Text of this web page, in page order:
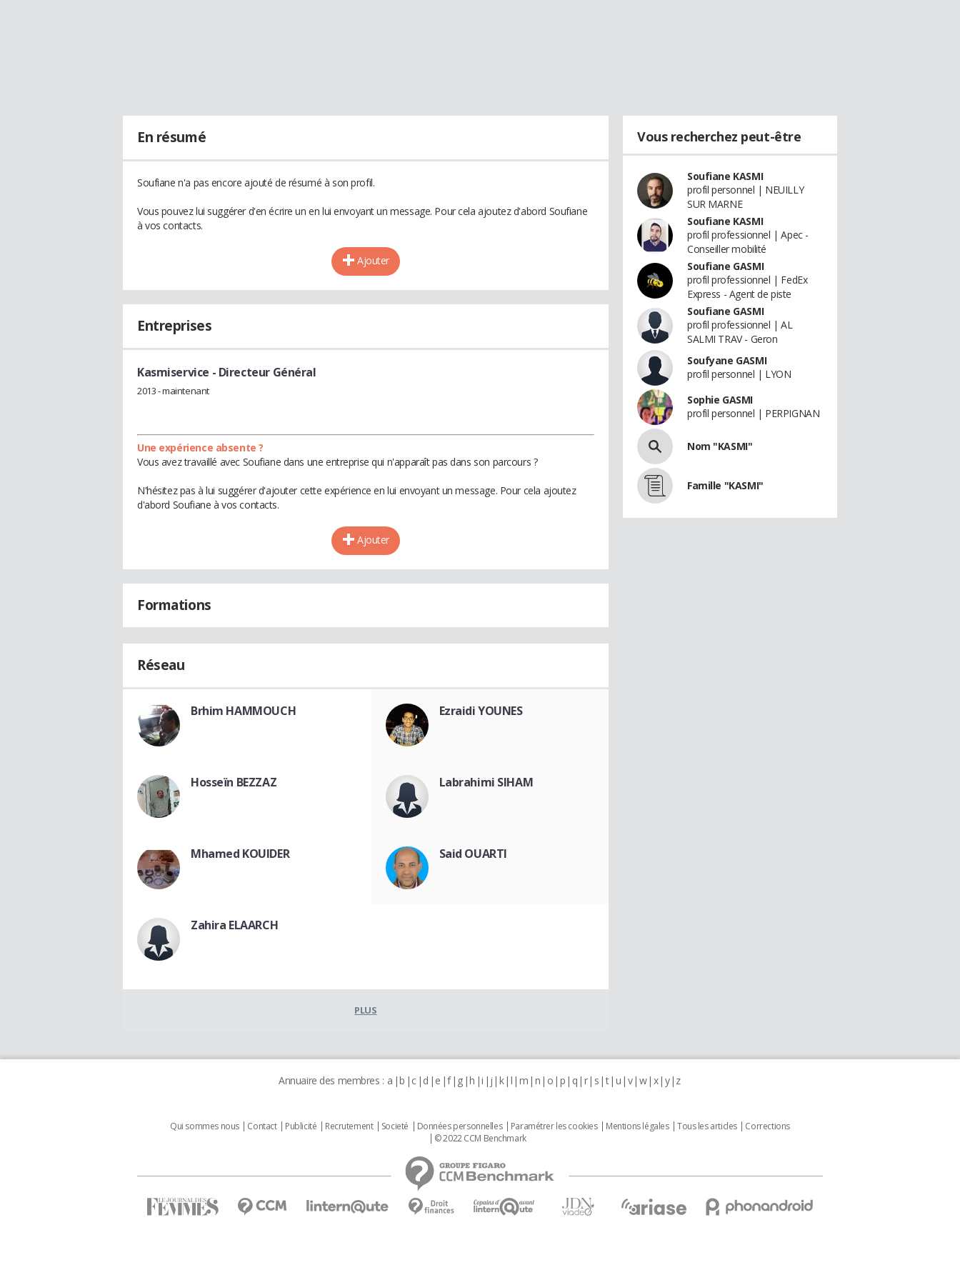
En résumé
Soufiane n'a pas encore ajouté de résumé à son profil.
Vous pouvez lui suggérer d'en écrire un en lui envoyant un message. Pour cela ajoutez d'abord Soufiane
à vos contacts.
Ajouter
Entreprises
Kasmiservice - Directeur Général
2013 - maintenant
Une expérience absente ?
Vous avez travaillé avec Soufiane dans une entreprise qui n'apparaît pas dans son parcours ?
N'hésitez pas à lui suggérer d'ajouter cette expérience en lui envoyant un message. Pour cela ajoutez
d'abord Soufiane à vos contacts.
Ajouter
Formations
Réseau
Brhim HAMMOUCH Ezraidi YOUNES
Hosseïn BEZZAZ Labrahimi SIHAM
Mhamed KOUIDER Said OUARTI
Zahira ELAARCH
PLUS
Vous recherchez peut-être
Soufiane KASMI
profil personnel | NEUILLY
SUR MARNE
Soufiane KASMI
profil professionnel | Apec -
Conseiller mobilité
Soufiane GASMI
profil professionnel | FedEx
Express - Agent de piste
Soufiane GASMI
profil professionnel | AL
SALMI TRAV - Geron
Soufyane GASMI
profil personnel | LYON
Sophie GASMI
profil personnel | PERPIGNAN
Nom "KASMI"
Famille "KASMI"
Annuaire des membres : a b c d e f g h i j k l m n o p q r s t u v w x y z
Qui sommes nous Contact Publicité Recrutement Societé Données personnelles Paramétrer les cookies Mentions légales Tous les articles
Corrections
© 2022 CCM Benchmark